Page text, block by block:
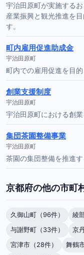
宇治田原町が実施する
産業振興と観光推進を
す。
町内雇用促進助成金
宇治田原町
町内での雇用促進を目的
創業支援制度
宇治田原町
宇治田原町における創業
集団茶園整備事業
宇治田原町
茶園の集団整備を推進す
京都府の他の市町
久御山町（96件） 綾
与謝野町（33件）
京
宮津市（28件）
舞鶴